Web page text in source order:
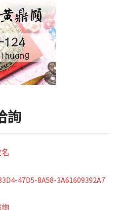
詢
47D5-8A58-3A61609392A7